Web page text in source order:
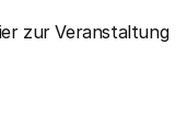
zur Veranstaltung